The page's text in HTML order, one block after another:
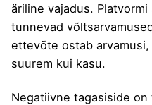
äriline vajadus.
tunnevad
ettevõte ostab
suurem kui kasu.
Negatiivne tagasiside